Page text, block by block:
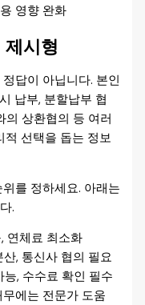
용 영향 완화
시형
답이 아닙니다. 본인
납부, 분할납부 협
의 상환협의 등 여러
적 선택을 돕는 정보
를 정하세요. 아래는
.
연체료 최소화
산, 통신사 협의 필요
, 수수료 확인 필수
무에는 전문가 도움